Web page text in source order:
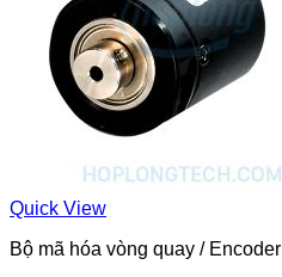
Quick View
Bộ mã hóa vòng quay / Encoder